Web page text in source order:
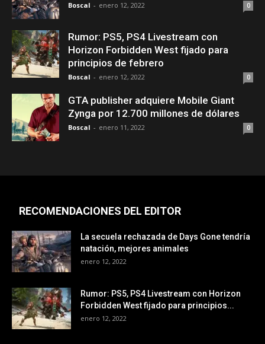
Boscal - enero 12, 2022 0
Rumor: PS5, PS4 Livestream con
Horizon Forbidden West fijado para
principios de febrero
Boscal - enero 12, 2022 0
GTA publisher adquiere Mobile Giant
Zynga por 12.700 millones de dólares
Boscal - enero 11, 2022 0
RECOMENDACIONES DEL EDITOR
La secuela rechazada de Days Gone tendría
natación, mejores animales
enero 12, 2022
Rumor: PS5, PS4 Livestream con Horizon
Forbidden West fijado para principios...
enero 12, 2022